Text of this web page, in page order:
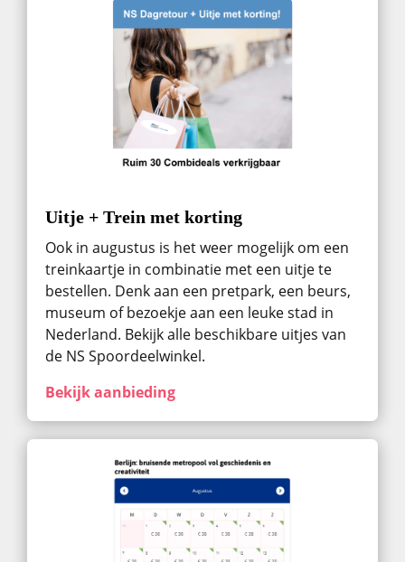
Uitje + Trein met korting
Ook in augustus ​is het weer mogelijk om een
treinkaartje in combinatie met een uitje te
bestellen. Denk aan een pretpark, een beurs,
museum of bezoekje aan een leuke stad in
Nederland. Bekijk alle beschikbare uitjes van
de NS Spoordeelwinkel.
Bekijk aanbieding